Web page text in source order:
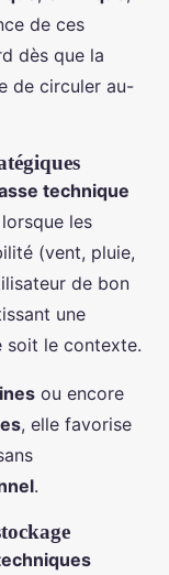
de ces
dès que la
de circuler au-
technique
les
(vent, pluie,
de bon
une
soit le contexte.
ou encore
, elle favorise
.